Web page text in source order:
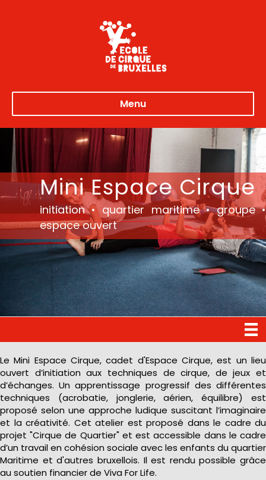
Menu
Mini Espace Cirque
initiation • quartier maritime • groupe •
espace ouvert
Le Mini Espace Cirque, cadet d'Espace Cirque, est un lieu
ouvert d’initiation aux techniques de cirque, de jeux et
d’échanges. Un apprentissage progressif des différentes
techniques (acrobatie, jonglerie, aérien, équilibre) est
proposé selon une approche ludique suscitant l’imaginaire
et la créativité. Cet atelier est proposé dans le cadre du
projet "Cirque de Quartier" et est accessible dans le cadre
d’un travail en cohésion sociale avec les enfants du quartier
Maritime et d'autres bruxellois. Il est rendu possible grâce
au soutien financier de Viva For Life.